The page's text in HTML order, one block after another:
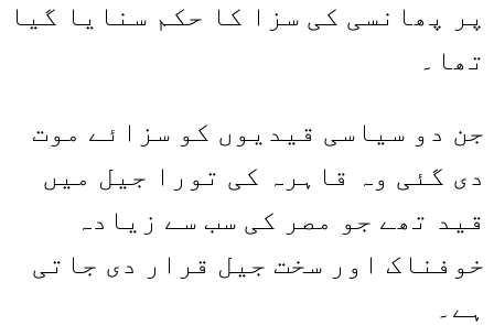
پر پھانسی کی سزا کا حکم سنایا گیا
تھا۔
جن دو سیاسی قیدیوں کو سزائے موت
دی گئی وہ قاہرہ کی تورا جیل میں
قید تھے جو مصر کی سب سے زیادہ
خوفناک اور سخت جیل قرار دی جاتی
ہے۔